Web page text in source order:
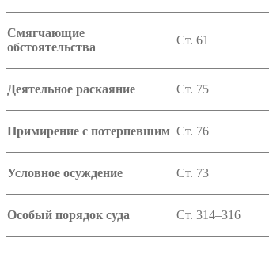
Смягчающие
обстоятельства
Ст. 61
Деятельное раскаяние Ст. 75
Примирение с потерпевшим Ст. 76
Условное осуждение Ст. 73
Особый порядок суда Ст. 314–316